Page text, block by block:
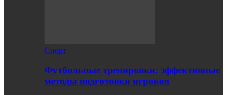
Спорт
Футбольные тренировки: эффективные
методы подготовки игроков